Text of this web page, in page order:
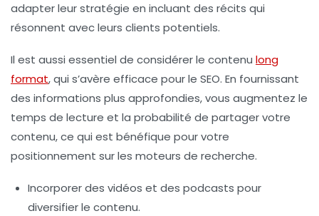
adapter leur stratégie en incluant des récits qui
résonnent avec leurs clients potentiels.
Il est aussi essentiel de considérer le contenu long
format, qui s’avère efficace pour le SEO. En fournissant
des informations plus approfondies, vous augmentez le
temps de lecture et la probabilité de partager votre
contenu, ce qui est bénéfique pour votre
positionnement sur les moteurs de recherche.
Incorporer des vidéos et des podcasts pour
diversifier le contenu.